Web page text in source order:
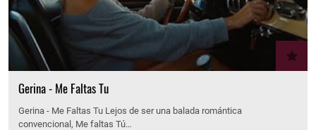
Gerina - Me Faltas Tu
Gerina - Me Faltas Tu Lejos de ser una balada romántica
convencional, Me faltas Tú…